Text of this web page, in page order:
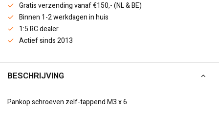
Gratis verzending vanaf €150,- (NL & BE)
Binnen 1-2 werkdagen in huis
1:5 RC dealer
Actief sinds 2013
BESCHRIJVING
Pankop schroeven zelf-tappend M3 x 6